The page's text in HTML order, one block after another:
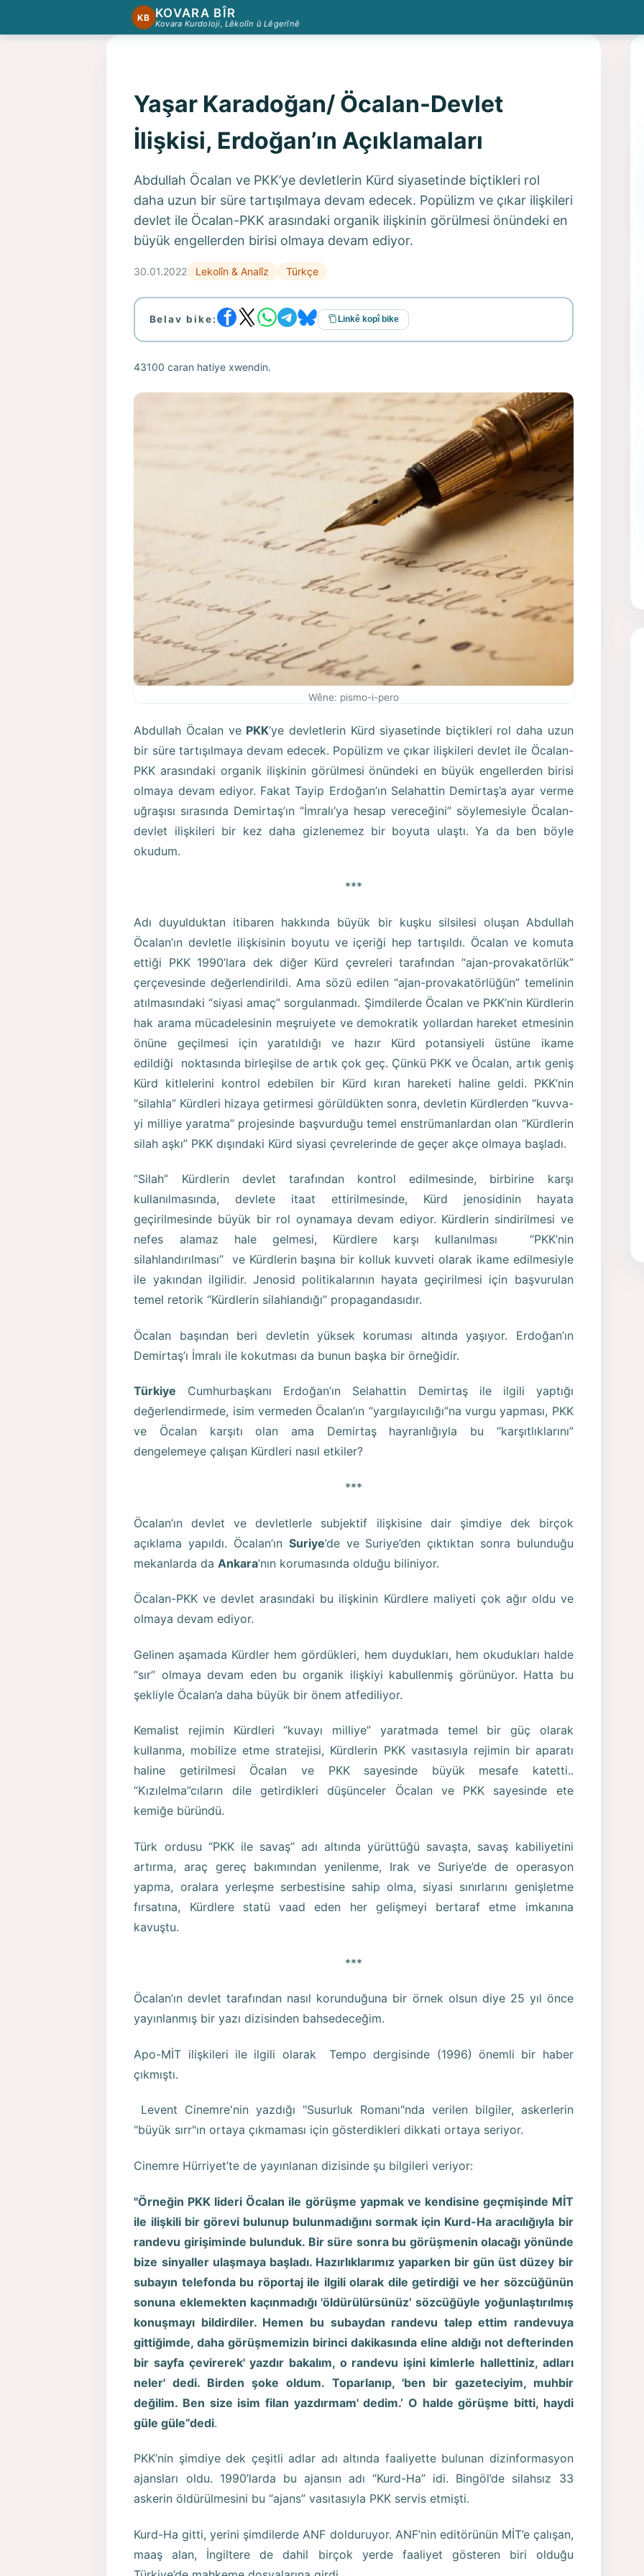
KB KOVARA BÎR
Kovara Kurdoloji, Lêkolîn û Lêgerînê
Yaşar Karadoğan/ Öcalan-Devlet
İlişkisi, Erdoğan’ın Açıklamaları
Abdullah Öcalan ve PKK’ye devletlerin Kürd siyasetinde biçtikleri rol
daha uzun bir süre tartışılmaya devam edecek. Popülizm ve çıkar ilişkileri
devlet ile Öcalan-PKK arasındaki organik ilişkinin görülmesi önündeki en
büyük engellerden birisi olmaya devam ediyor.
30.01.2022 Lekolîn & Analîz Türkçe
Belav bike: Linkê kopî bike
43100 caran hatiye xwendin.
Wêne: pismo-i-pero
Abdullah Öcalan ve PKK’ye devletlerin Kürd siyasetinde biçtikleri rol daha uzun
bir süre tartışılmaya devam edecek. Popülizm ve çıkar ilişkileri devlet ile Öcalan-
PKK arasındaki organik ilişkinin görülmesi önündeki en büyük engellerden birisi
olmaya devam ediyor. Fakat Tayip Erdoğan’ın Selahattin Demirtaş’a ayar verme
uğraşısı sırasında Demirtaş’ın “İmralı’ya hesap vereceğini” söylemesiyle Öcalan-
devlet ilişkileri bir kez daha gizlenemez bir boyuta ulaştı. Ya da ben böyle
okudum.
***
Adı duyulduktan itibaren hakkında büyük bir kuşku silsilesi oluşan Abdullah
Öcalan’ın devletle ilişkisinin boyutu ve içeriği hep tartışıldı. Öcalan ve komuta
ettiği PKK 1990’lara dek diğer Kürd çevreleri tarafından “ajan-provakatörlük”
çerçevesinde değerlendirildi. Ama sözü edilen “ajan-provakatörlüğün” temelinin
atılmasındaki “siyasi amaç” sorgulanmadı. Şimdilerde Öcalan ve PKK’nin Kürdlerin
hak arama mücadelesinin meşruiyete ve demokratik yollardan hareket etmesinin
önüne geçilmesi için yaratıldığı ve hazır Kürd potansiyeli üstüne ikame
edildiği noktasında birleşilse de artık çok geç. Çünkü PKK ve Öcalan, artık geniş
Kürd kitlelerini kontrol edebilen bir Kürd kıran hareketi haline geldi. PKK’nin
“silahla” Kürdleri hizaya getirmesi görüldükten sonra, devletin Kürdlerden “kuvva-
yi milliye yaratma” projesinde başvurduğu temel enstrümanlardan olan “Kürdlerin
silah aşkı” PKK dışındaki Kürd siyasi çevrelerinde de geçer akçe olmaya başladı.
“Silah” Kürdlerin devlet tarafından kontrol edilmesinde, birbirine karşı
kullanılmasında, devlete itaat ettirilmesinde, Kürd jenosidinin hayata
geçirilmesinde büyük bir rol oynamaya devam ediyor. Kürdlerin sindirilmesi ve
nefes alamaz hale gelmesi, Kürdlere karşı kullanılması “PKK’nin
silahlandırılması” ve Kürdlerin başına bir kolluk kuvveti olarak ikame edilmesiyle
ile yakından ilgilidir. Jenosid politikalarının hayata geçirilmesi için başvurulan
temel retorik “Kürdlerin silahlandığı” propagandasıdır.
Öcalan başından beri devletin yüksek koruması altında yaşıyor. Erdoğan’ın
Demirtaş’ı İmralı ile kokutması da bunun başka bir örneğidir.
Türkiye Cumhurbaşkanı Erdoğan’ın Selahattin Demirtaş ile ilgili yaptığı
değerlendirmede, isim vermeden Öcalan’ın “yargılayıcılığı”na vurgu yapması, PKK
ve Öcalan karşıtı olan ama Demirtaş hayranlığıyla bu “karşıtlıklarını”
dengelemeye çalışan Kürdleri nasıl etkiler?
***
Öcalan’ın devlet ve devletlerle subjektif ilişkisine dair şimdiye dek birçok
açıklama yapıldı. Öcalan’ın Suriye’de ve Suriye’den çıktıktan sonra bulunduğu
mekanlarda daAnkara’nın korumasında olduğu biliniyor.
Öcalan-PKK ve devlet arasındaki bu ilişkinin Kürdlere maliyeti çok ağır oldu ve
olmaya devam ediyor.
Gelinen aşamada Kürdler hem gördükleri, hem duydukları, hem okudukları halde
“sır” olmaya devam eden bu organik ilişkiyi kabullenmiş görünüyor. Hatta bu
şekliyle Öcalan’a daha büyük bir önem atfediliyor.
Kemalist rejimin Kürdleri “kuvayı milliye” yaratmada temel bir güç olarak
kullanma, mobilize etme stratejisi, Kürdlerin PKK vasıtasıyla rejimin bir aparatı
haline getirilmesi Öcalan ve PKK sayesinde büyük mesafe katetti..
“Kızılelma”cıların dile getirdikleri düşünceler Öcalan ve PKK sayesinde ete
kemiğe büründü.
Türk ordusu “PKK ile savaş” adı altında yürüttüğü savaşta, savaş kabiliyetini
artırma, araç gereç bakımından yenilenme, Irak ve Suriye’de de operasyon
yapma, oralara yerleşme serbestisine sahip olma, siyasi sınırlarını genişletme
fırsatına, Kürdlere statü vaad eden her gelişmeyi bertaraf etme imkanına
kavuştu.
***
Öcalan’ın devlet tarafından nasıl korunduğuna bir örnek olsun diye 25 yıl önce
yayınlanmış bir yazı dizisinden bahsedeceğim.
Apo-MİT ilişkileri ile ilgili olarak Tempo dergisinde (1996) önemli bir haber
çıkmıştı.
Levent Cinemre'nin yazdığı "Susurluk Romanı"nda verilen bilgiler, askerlerin
"büyük sırr"ın ortaya çıkmaması için gösterdikleri dikkati ortaya seriyor.
Cinemre Hürriyet’te de yayınlanan dizisinde şu bilgileri veriyor:
"Örneğin PKK lideri Öcalan ile görüşme yapmak ve kendisine geçmişinde MİT
ile ilişkili bir görevi bulunup bulunmadığını sormak için Kurd-Ha aracılığıyla bir
randevu girişiminde bulunduk. Bir süre sonra bu görüşmenin olacağı yönünde
bize sinyaller ulaşmaya başladı. Hazırlıklarımız yaparken bir gün üst düzey bir
subayın telefonda bu röportaj ile ilgili olarak dile getirdiği ve her sözcüğünün
sonuna eklemekten kaçınmadığı 'öldürülürsünüz’ sözcüğüyle yoğunlaştırılmış
konuşmayı bildirdiler. Hemen bu subaydan randevu talep ettim randevuya
gittiğimde, daha görüşmemizin birinci dakikasında eline aldığı not defterinden
bir sayfa çevirerek' yazdır bakalım, o randevu işini kimlerle hallettiniz, adları
neler' dedi. Birden şoke oldum. Toparlanıp, 'ben bir gazeteciyim, muhbir
değilim. Ben size isim filan yazdırmam' dedim.’ O halde görüşme bitti, haydi
güle güle”dedi.
PKK’nin şimdiye dek çeşitli adlar adı altında faaliyette bulunan dizinformasyon
ajansları oldu. 1990’larda bu ajansın adı “Kurd-Ha” idi. Bingöl’de silahsız 33
askerin öldürülmesini bu “ajans” vasıtasıyla PKK servis etmişti.
Kurd-Ha gitti, yerini şimdilerde ANF dolduruyor. ANF’nin editörünün MİT’e çalışan,
maaş alan, İngiltere de dahil birçok yerde faaliyet gösteren biri olduğu